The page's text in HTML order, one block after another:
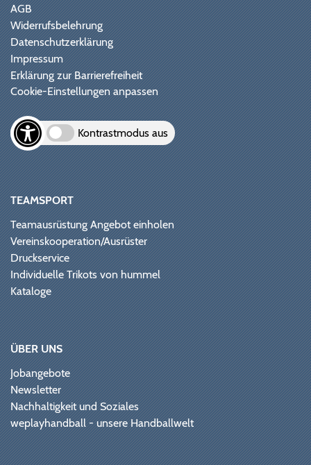
AGB
Widerrufsbelehrung
Datenschutzerklärung
Impressum
Erklärung zur Barrierefreiheit
Cookie-Einstellungen anpassen
Kontrastmodus aus
TEAMSPORT
Teamausrüstung Angebot einholen
Vereinskooperation/Ausrüster
Druckservice
Individuelle Trikots von hummel
Kataloge
ÜBER UNS
Jobangebote
Newsletter
Nachhaltigkeit und Soziales
weplayhandball - unsere Handballwelt